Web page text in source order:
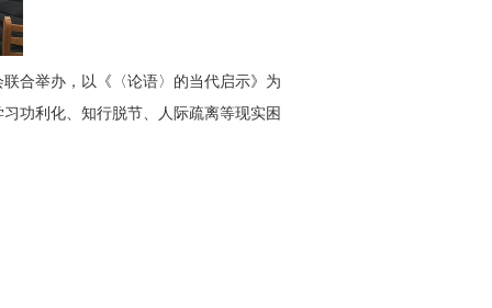
合举办，以《〈论语〉的当代启示》为
功利化、知行脱节、人际疏离等现实困